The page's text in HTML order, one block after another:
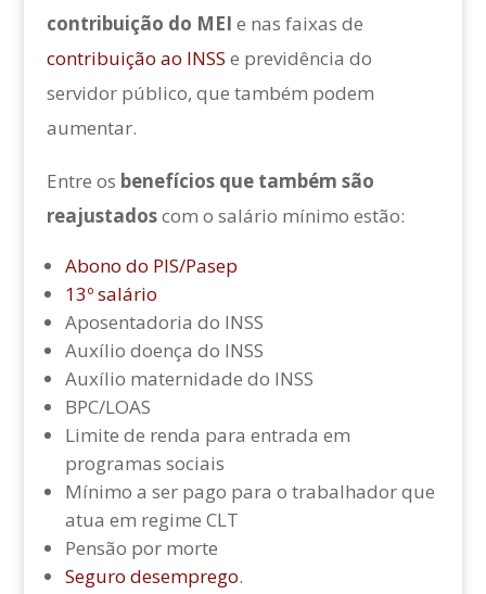
contribuição do MEI e nas faixas de
contribuição ao INSS e previdência do
servidor público, que também podem
aumentar.
Entre os benefícios que também são
reajustadoscom o salário mínimo estão:
Abono do PIS/Pasep
13º salário
Aposentadoria do INSS
Auxílio doença do INSS
Auxílio maternidade do INSS
BPC/LOAS
Limite de renda para entrada em
programas sociais
Mínimo a ser pago para o trabalhador que
atua em regime CLT
Pensão por morte
Seguro desemprego.